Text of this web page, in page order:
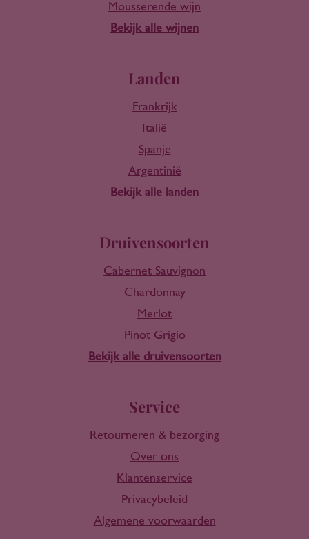
Mousserende wijn
Bekijk alle wijnen
Landen
Frankrijk
Italië
Spanje
Argentinië
Bekijk alle landen
Druivensoorten
Cabernet Sauvignon
Chardonnay
Merlot
Pinot Grigio
Bekijk alle druivensoorten
Service
Retourneren & bezorging
Over ons
Klantenservice
Privacybeleid
Algemene voorwaarden